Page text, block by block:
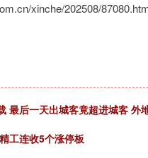
xinche/202508/
最后一天出城客竟超进城客 外
工连收5个涨停板